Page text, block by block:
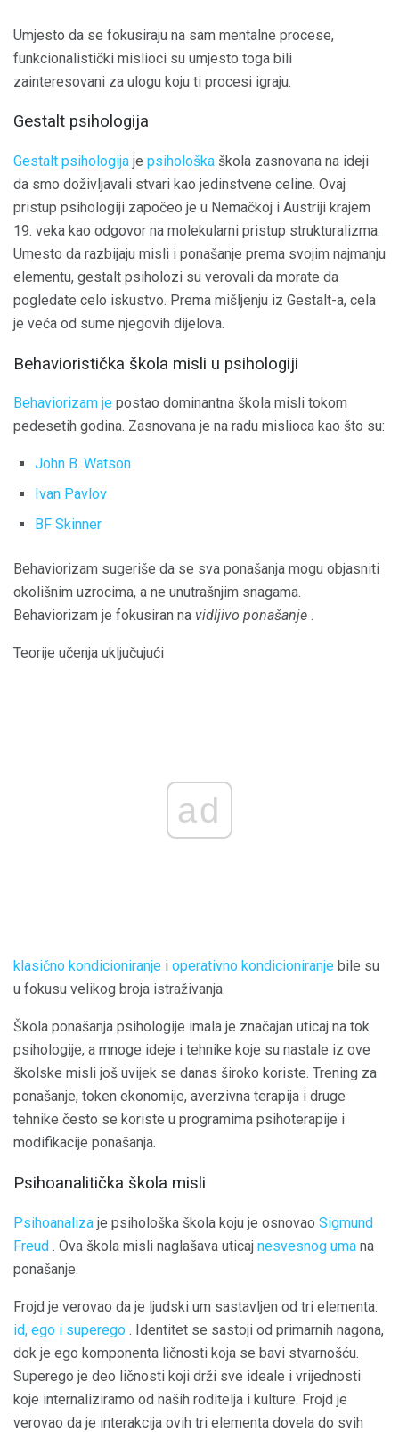
Umjesto da se fokusiraju na sam mentalne procese,
funkcionalistički mislioci su umjesto toga bili
zainteresovani za ulogu koju ti procesi igraju.
Gestalt psihologija
Gestalt psihologija je psihološka škola zasnovana na ideji
da smo doživljavali stvari kao jedinstvene celine. Ovaj
pristup psihologiji započeo je u Nemačkoj i Austriji krajem
19. veka kao odgovor na molekularni pristup strukturalizma.
Umesto da razbijaju misli i ponašanje prema svojim najmanju
elementu, gestalt psiholozi su verovali da morate da
pogledate celo iskustvo. Prema mišljenju iz Gestalt-a, cela
je veća od sume njegovih dijelova.
Behavioristička škola misli u psihologiji
Behaviorizam je postao dominantna škola misli tokom
pedesetih godina. Zasnovana je na radu mislioca kao što su:
John B. Watson
Ivan Pavlov
BF Skinner
Behaviorizam sugeriše da se sva ponašanja mogu objasniti
okolišnim uzrocima, a ne unutrašnjim snagama.
Behaviorizam je fokusiran na vidljivo ponašanje .
Teorije učenja uključujući
ad
klasično kondicioniranje i operativno kondicioniranje bile su
u fokusu velikog broja istraživanja.
Škola ponašanja psihologije imala je značajan uticaj na tok
psihologije, a mnoge ideje i tehnike koje su nastale iz ove
školske misli još uvijek se danas široko koriste. Trening za
ponašanje, token ekonomije, averzivna terapija i druge
tehnike često se koriste u programima psihoterapije i
modifikacije ponašanja.
Psihoanalitička škola misli
Psihoanaliza je psihološka škola koju je osnovao Sigmund
Freud . Ova škola misli naglašava uticaj nesvesnog uma na
ponašanje.
Frojd je verovao da je ljudski um sastavljen od tri elementa:
id, ego i superego . Identitet se sastoji od primarnih nagona,
dok je ego komponenta ličnosti koja se bavi stvarnošću.
Superego je deo ličnosti koji drži sve ideale i vrijednosti
koje internaliziramo od naših roditelja i kulture. Frojd je
verovao da je interakcija ovih tri elementa dovela do svih